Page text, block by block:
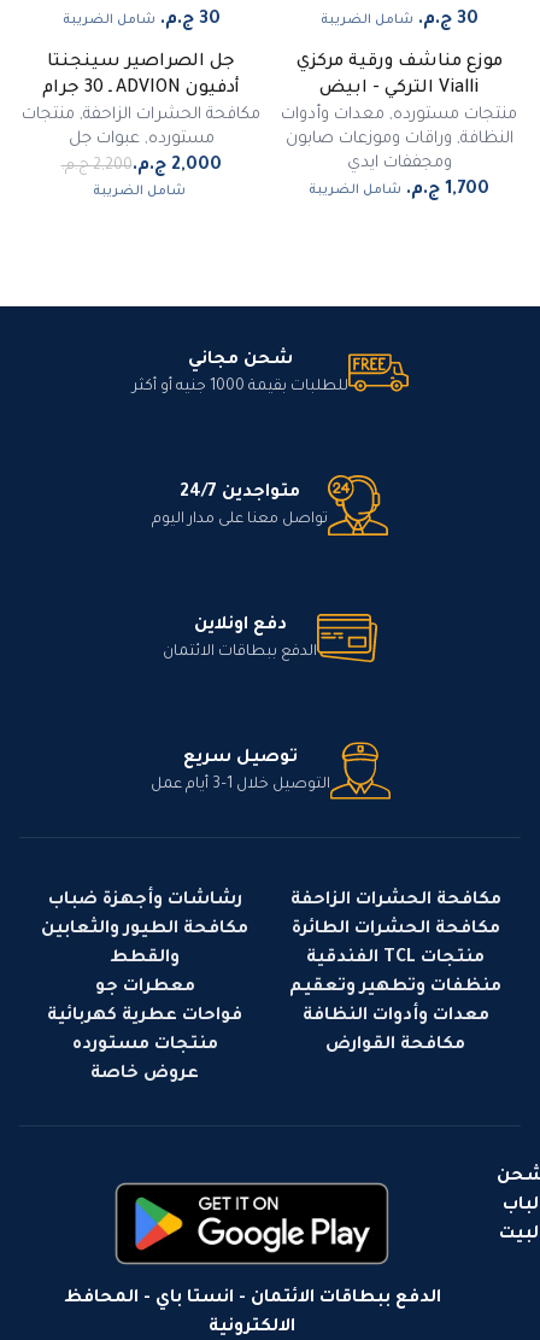
شامل الضريبة شامل الضريبة
موزع مناشف ورقية مركزي
Vialli التركي - ابيض
منتجات مستورده, معدات وأدوات
النظافة, وراقات وموزعات صابون
ومجففات ايدي
شامل الضريبة
- 9
جل الصراصير سينجنتا
أدفيون ADVION ـ 30 جرام
مكافحة الحشرات الزاحفة, منتجات
مستورده,عبوات جل
‏2,200 ج.م.‏
شامل الضريبة
شحن مجاني
للطلبات بقيمة 1000 جنيه أو أكثر
متواجدين 24/7
تواصل معنا على مدار اليوم
دفع اونلاين
الدفع ببطاقات الائتمان
توصيل سريع
التوصيل خلال 1–3 أيام عمل
مكافحة الحشرات الزاحفة
مكافحة الحشرات الطائرة
منتجات TCL الفندقية
منظفات وتطهير وتعقيم
معدات وأدوات النظافة
مكافحة القوارض
رشاشات وأجهزة ضباب
مكافحة الطيور والثعابين
والقطط
معطرات جو
فواحات عطرية كهربائية
منتجات مستورده
عروض خاصة
لباب
الدفع ببطاقات الائتمان - انستا باي - المحافظ
الالكترونية